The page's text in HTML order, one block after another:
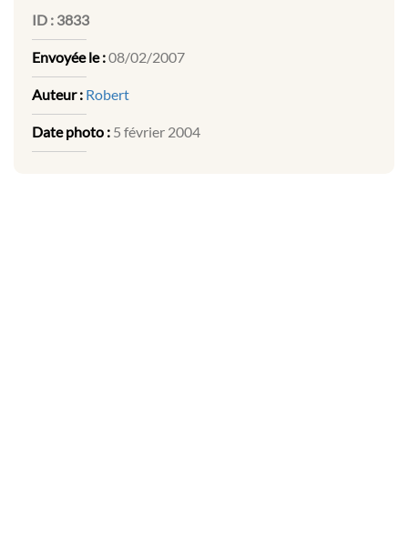
ID : 3833
Envoyée le :08/02/2007
Auteur : Robert
Date photo : 5 février 2004